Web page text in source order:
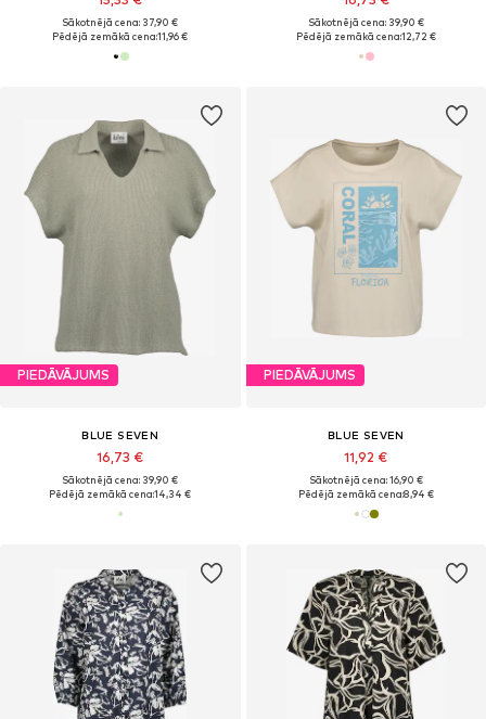
Sākotnējā cena: 37,90 €
Pēdējā zemākā cena:11,96 €
Sākotnējā cena: 39,90 €
Pēdējā zemākā cena:12,72 €
PIEDĀVĀJUMS
BLUE SEVEN
16,73 €
Sākotnējā cena: 39,90 €
Pēdējā zemākā cena:14,34 €
PIEDĀVĀJUMS
BLUE SEVEN
11,92 €
Sākotnējā cena: 16,90 €
Pēdējā zemākā cena:8,94 €